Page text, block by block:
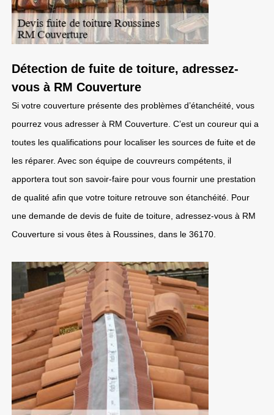
Détection de fuite de toiture, adressez-
vous à RM Couverture
Si votre couverture présente des problèmes d’étanchéité, vous
pourrez vous adresser à RM Couverture. C’est un coureur qui a
toutes les qualifications pour localiser les sources de fuite et de
les réparer. Avec son équipe de couvreurs compétents, il
apportera tout son savoir-faire pour vous fournir une prestation
de qualité afin que votre toiture retrouve son étanchéité. Pour
une demande de devis de fuite de toiture, adressez-vous à RM
Couverture si vous êtes à Roussines, dans le 36170.